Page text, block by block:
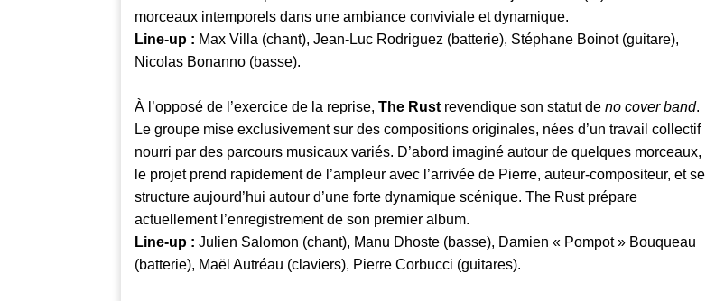
morceaux intemporels dans une ambiance conviviale et dynamique.
Line-up : Max Villa (chant), Jean-Luc Rodriguez (batterie), Stéphane Boinot (guitare),
Nicolas Bonanno (basse).
À l’opposé de l’exercice de la reprise,The Rust revendique son statut deno cover band.
Le groupe mise exclusivement sur des compositions originales, nées d’un travail collectif
nourri par des parcours musicaux variés. D’abord imaginé autour de quelques morceaux,
le projet prend rapidement de l’ampleur avec l’arrivée de Pierre, auteur-compositeur, et se
structure aujourd’hui autour d’une forte dynamique scénique. The Rust prépare
actuellement l’enregistrement de son premier album.
Line-up : Julien Salomon (chant), Manu Dhoste (basse), Damien « Pompot » Bouqueau
(batterie), Maël Autréau (claviers), Pierre Corbucci (guitares).